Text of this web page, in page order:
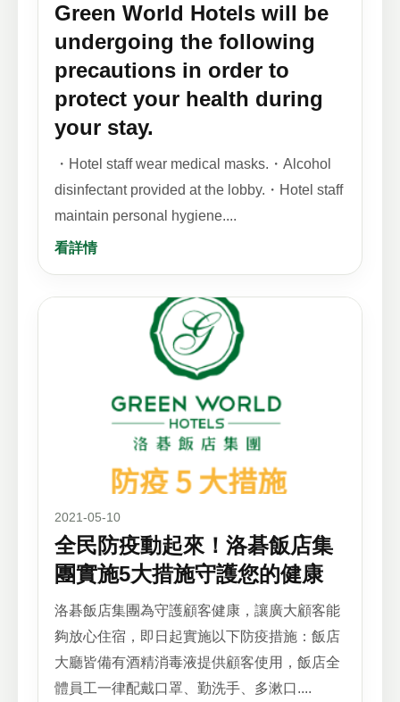
Green World Hotels will be
undergoing the following
precautions in order to
protect your health during
your stay.
・Hotel staff wear medical masks.・Alcohol
disinfectant provided at the lobby.・Hotel staff
maintain personal hygiene....
看詳情
2021-05-10
全民防疫動起來！洛碁飯店集
團實施5大措施守護您的健康
洛碁飯店集團為守護顧客健康，讓廣大顧客能
夠放心住宿，即日起實施以下防疫措施：飯店
大廳皆備有酒精消毒液提供顧客使用，飯店全
體員工一律配戴口罩、勤洗手、多漱口....